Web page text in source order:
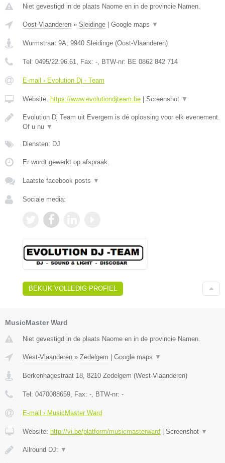
Niet gevestigd in de plaats Naome en in de provincie Namen.
Oost-Vlaanderen » Sleidinge Google maps ▼
Wurmstraat 9A 9940 Sleidinge (Oost-Vlaanderen)
Tel: 0495/22.96.61 , Fax: - , BTW-nr: BE 0862 842 714
E-mail › Evolution Dj - Team
Website: https://www.evolutiondjteam.be Screenshot ▼
Evolution Dj Team uit Evergem is dé oplossing voor elk evenement.
Of u nu ▼
Diensten: DJ
Er wordt gewerkt op afspraak.
Laatste facebook posts ▼
Sociale media:
BEKIJK VOLLEDIG PROFIEL
MusicMaster Ward
Niet gevestigd in de plaats Naome en in de provincie Namen.
West-Vlaanderen » Zedelgem Google maps ▼
Berkenhagestraat 18, 8210 Zedelgem (West-Vlaanderen)
Tel: 0470088659, Fax: -, BTW-nr: -
E-mail › MusicMaster Ward
Website: http://vi.be/platform/musicmasterward Screenshot ▼
Allround DJ: ▼